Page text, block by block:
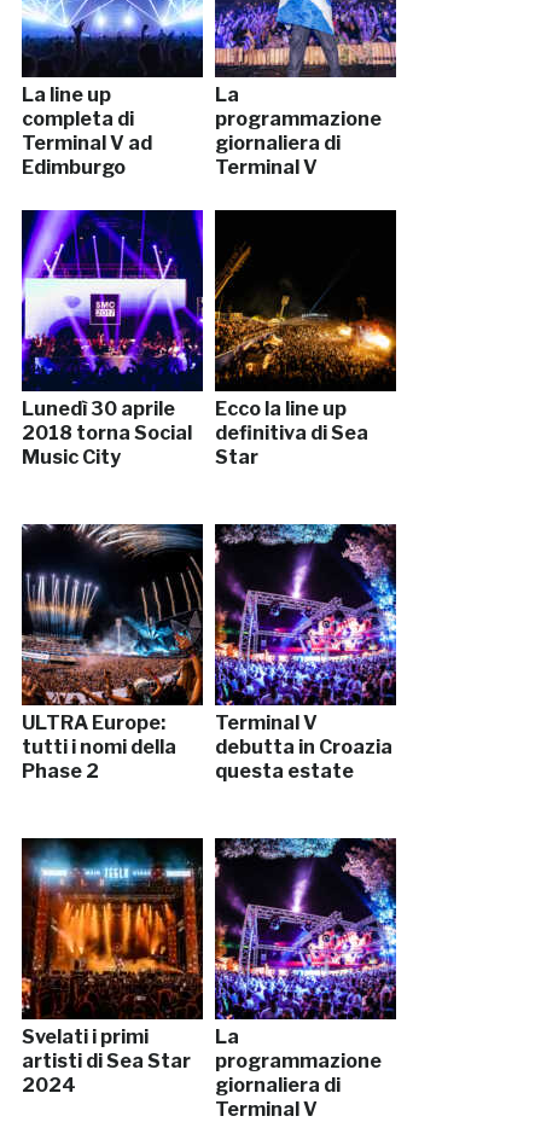
La line up
completa di
Terminal V ad
Edimburgo
La
programmazione
giornaliera di
Terminal V
Lunedì 30 aprile
2018 torna Social
Music City
Ecco la line up
definitiva di Sea
Star
ULTRA Europe:
tutti i nomi della
Phase 2
Terminal V
debutta in Croazia
questa estate
Svelati i primi
artisti di Sea Star
2024
La
programmazione
giornaliera di
Terminal V